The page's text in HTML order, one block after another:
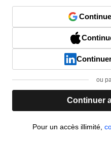
ou
Continuer
Pour un accès illimité,